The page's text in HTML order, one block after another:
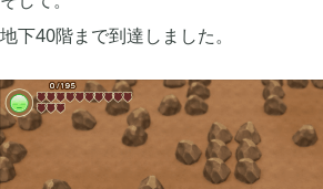
地下40階まで到達しました。